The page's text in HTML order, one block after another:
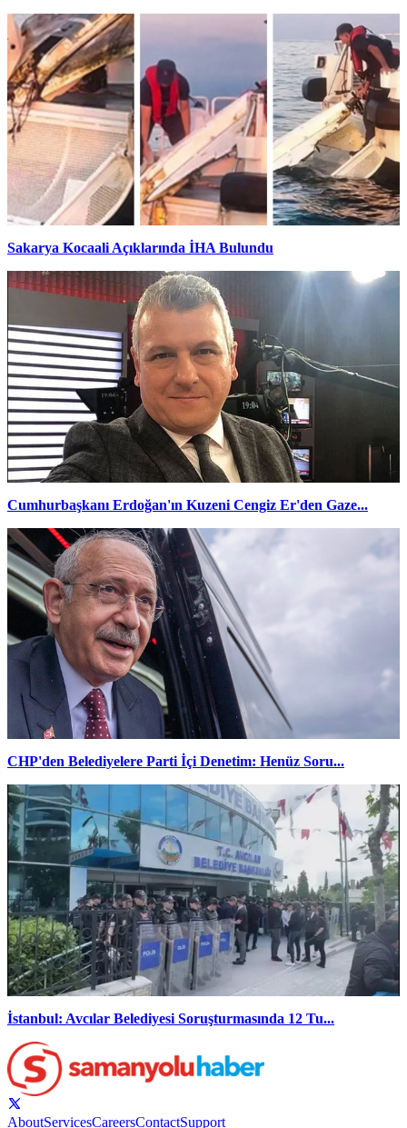
Sakarya Kocaali Açıklarında İHA Bulundu
Cumhurbaşkanı Erdoğan'ın Kuzeni Cengiz Er'den Gaze...
CHP'den Belediyelere Parti İçi Denetim: Henüz Soru...
İstanbul: Avcılar Belediyesi Soruşturmasında 12 Tu...
AboutServicesCareersContactSupport